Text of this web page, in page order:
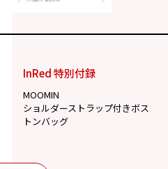
InRed 特別付録
MOOMIN
ショルダーストラップ付きボス
トンバッグ